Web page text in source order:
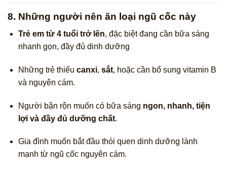
8. Những người nên ăn loại ngũ cốc này
Trẻ em từ 4 tuổi trở lên, đặc biệt đang cần bữa sáng
nhanh gọn, đầy đủ dinh dưỡng
Những trẻ thiếu canxi, sắt, hoặc cần bổ sung vitamin B
và nguyên cám.
Người bận rộn muốn có bữa sáng ngon, nhanh, tiện
lợi và đầy đủ dưỡng chất.
Gia đình muốn bắt đầu thói quen dinh dưỡng lành
mạnh từ ngũ cốc nguyên cám.